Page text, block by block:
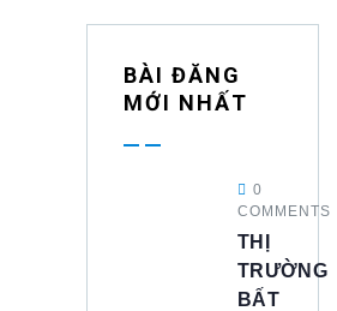
BÀI ĐĂNG
MỚI NHẤT
0
COMMENTS
THỊ
TRƯỜNG
BẤT